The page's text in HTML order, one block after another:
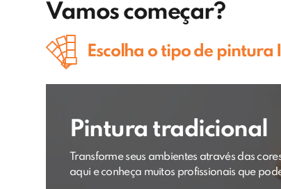
Vamos começar?
Escolha o tipo de pintura
Pintura tradicional
Transforme seus ambientes através das
aqui e conheça muitos profissionais que